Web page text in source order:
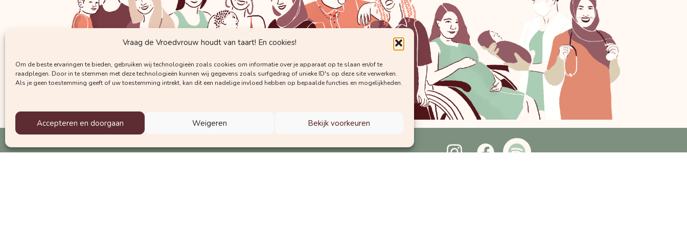
Vraag de Vroedvrouw houdt van taart! En cookies!
Om de beste ervaringen te bieden, gebruiken wij technologieën zoals cookies om informatie over je apparaat op te slaan en/of te
raadplegen. Door in te stemmen met deze technologieën kunnen wij gegevens zoals surfgedrag of unieke ID's op deze site verwerken.
Als je geen toestemming geeft of uw toestemming intrekt, kan dit een nadelige invloed hebben op bepaalde functies en mogelijkheden.
Accepteren en doorgaan Weigeren Bekijk voorkeuren